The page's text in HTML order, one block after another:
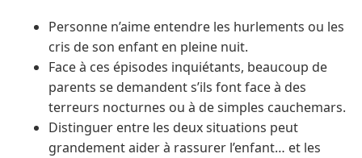
Personne n’aime entendre les hurlements ou les
cris de son enfant en pleine nuit.
Face à ces épisodes inquiétants, beaucoup de
parents se demandent s’ils font face à des
terreurs nocturnes ou à de simples cauchemars.
Distinguer entre les deux situations peut
grandement aider à rassurer l’enfant… et les